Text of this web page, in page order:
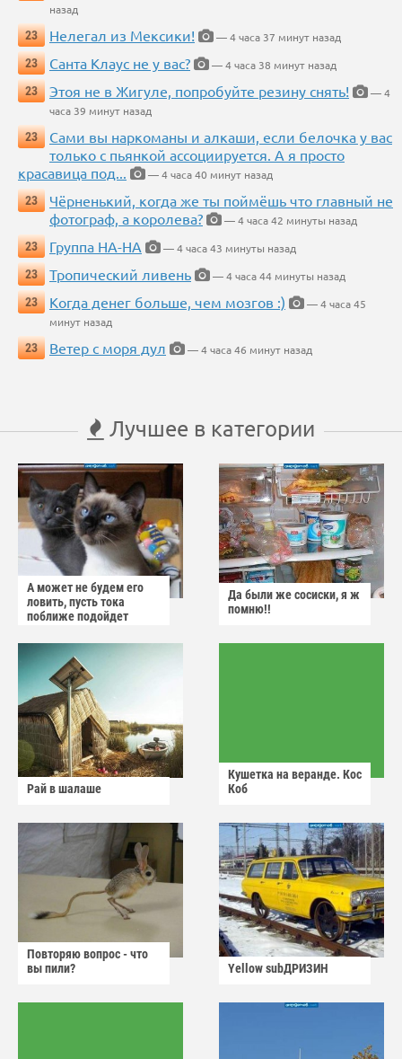
назад
23
Нелегал из Мексики!
— 4 часа 37 минут назад
23
Санта Клаус не у вас?
— 4 часа 38 минут назад
23
Этоя не в Жигуле, попробуйте резину снять!
— 4
часа 39 минут назад
23
Сами вы наркоманы и алкаши, если белочка у вас
только с пьянкой ассоциируется. А я просто
красавица под...
— 4 часа 40 минут назад
23
Чёрненький, когда же ты поймёшь что главный не
фотограф, а королева?
— 4 часа 42 минуты назад
23
Группа НА-НА
— 4 часа 43 минуты назад
23
Тропический ливень
— 4 часа 44 минуты назад
23
Когда денег больше, чем мозгов :)
— 4 часа 45
минут назад
23
Ветер с моря дул — 4 часа 46 минут назад
Лучшее в категории
А может не будем его
ловить, пусть тока
поближе подойдет
Да были же сосиски, я ж
помню!!
Рай в шалаше
Кушетка на веранде. Кос
Коб
Повторяю вопрос - что
вы пили?
Yellow subДРИЗИН